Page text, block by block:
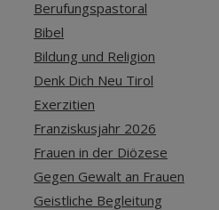
Berufungspastoral
Bibel
Bildung und Religion
Denk Dich Neu Tirol
Exerzitien
Franziskusjahr 2026
Frauen in der Diözese
Gegen Gewalt an Frauen
Geistliche Begleitung